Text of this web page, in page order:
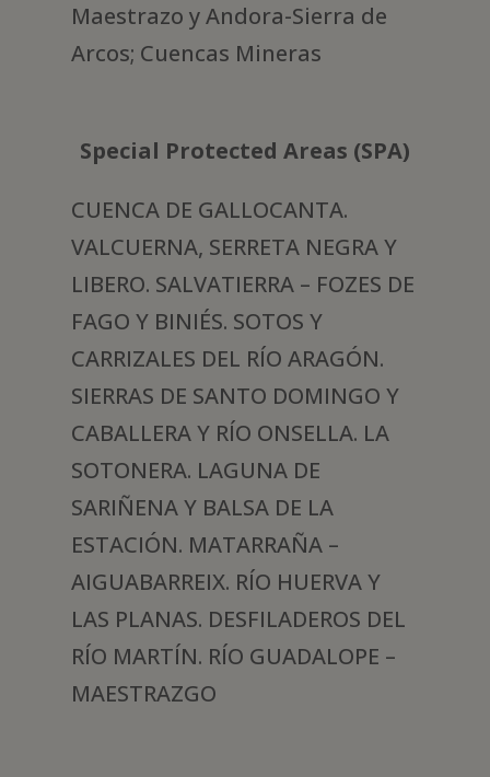
Maestrazo y Andora-Sierra de
Arcos; Cuencas Mineras
Special Protected Areas (SPA)
CUENCA DE GALLOCANTA.
VALCUERNA, SERRETA NEGRA Y
LIBERO. SALVATIERRA – FOZES DE
FAGO Y BINIÉS. SOTOS Y
CARRIZALES DEL RÍO ARAGÓN.
SIERRAS DE SANTO DOMINGO Y
CABALLERA Y RÍO ONSELLA. LA
SOTONERA. LAGUNA DE
SARIÑENA Y BALSA DE LA
ESTACIÓN. MATARRAÑA –
AIGUABARREIX. RÍO HUERVA Y
LAS PLANAS. DESFILADEROS DEL
RÍO MARTÍN. RÍO GUADALOPE –
MAESTRAZGO